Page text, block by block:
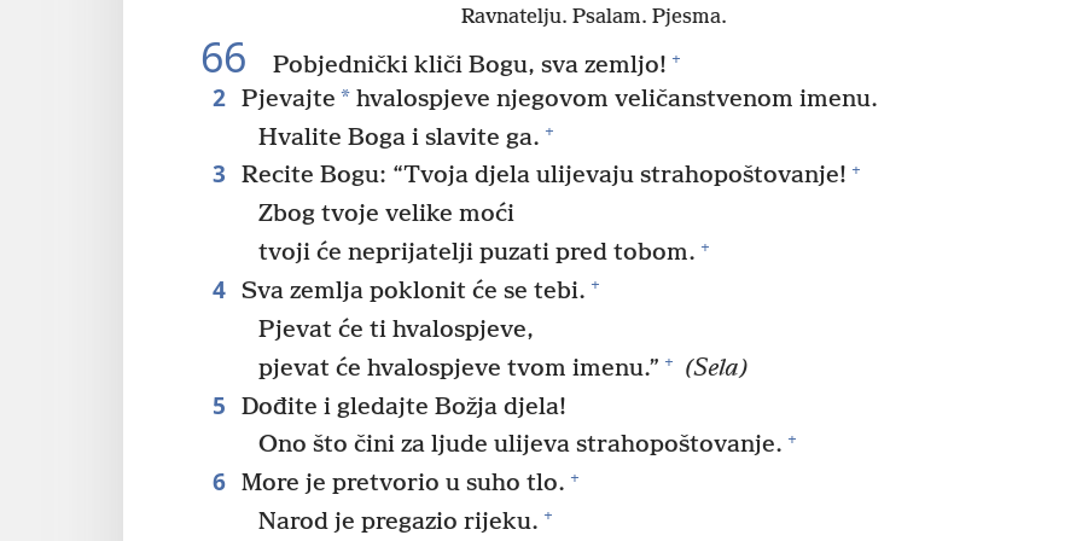
Ravnatelju. Psalam. Pjesma.
66 Pobjednički kliči Bogu, sva zemljo! +
2 Pjevajte *hvalospjeve njegovom veličanstvenom imenu.
Hvalite Boga i slavite ga. +
3 Recite Bogu: “Tvoja djela ulijevaju strahopoštovanje! +
Zbog tvoje velike moći
tvoji će neprijatelji puzati pred tobom. +
4 Sva zemlja poklonit će se tebi. +
Pjevat će ti hvalospjeve,
pjevat će hvalospjeve tvom imenu.” + (Sela)
5
Dođite i gledajte Božja djela!
Ono što čini za ljude ulijeva strahopoštovanje. +
6 More je pretvorio u suho tlo. +
Narod je pregazio rijeku. +